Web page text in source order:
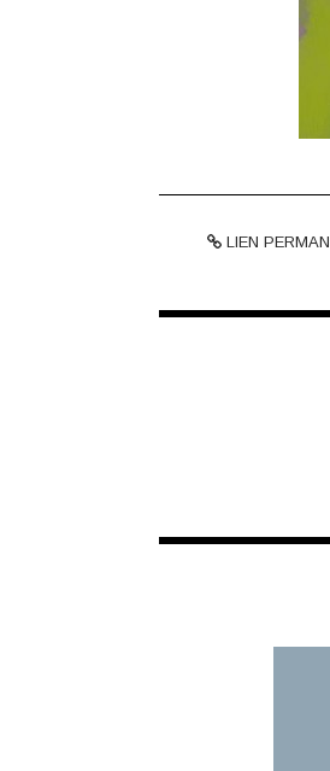
LIEN